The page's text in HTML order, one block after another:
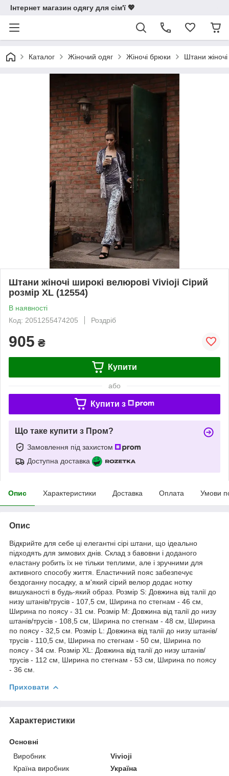
Інтернет магазин одягу для сім'ї 💖
Каталог Жіночий одяг Жіночі брюки Штани
Штани жіночі широкі велюрові Vivioji Сірий
розмір XL (12554)
В наявності
Код: 2051255474205
Роздріб
905 ₴
Купити
або
Купити з
Що таке купити з Пром?
Замовлення під захистом
Доступна доставка
Опис Характеристики Доставка Оплата Умови
Опис
Відкрийте для себе ці елегантні сірі штани, що ідеально
підходять для зимових днів. Склад з бавовни і доданого
еластану робить їх не тільки теплими, але і зручними для
активного способу життя. Еластичний пояс забезпечує
бездоганну посадку, а м'який сірий велюр додає нотку
вишуканості в будь-який образ. Розмір S: Довжина від талії до
низу штанів/трусів - 107,5 см, Ширина по стегнам - 46 см,
Ширина по поясу - 31 см. Розмір M: Довжина від талії до низу
штанів/трусів - 108,5 см, Ширина по стегнам - 48 см, Ширина
по поясу - 32,5 см. Розмір L: Довжина від талії до низу штанів/
трусів - 110,5 см, Ширина по стегнам - 50 см, Ширина по
поясу - 34 см. Розмір XL: Довжина від талії до низу штанів/
трусів - 112 см, Ширина по стегнам - 53 см, Ширина по поясу
- 36 см.
Приховати
Характеристики
Основні
Виробник
Vivioji
Країна виробник
Україна